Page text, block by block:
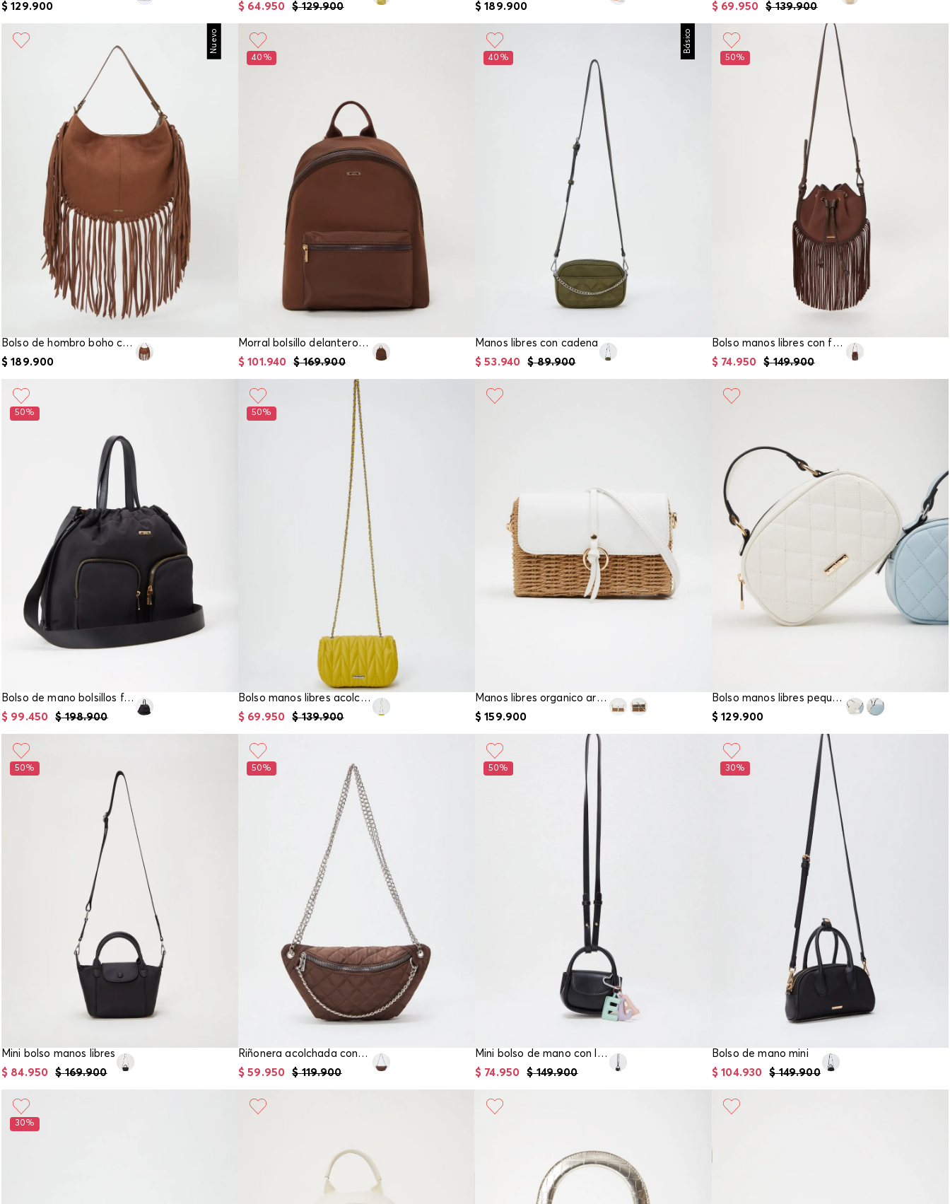
$ 129.900 $ 129.900
$ 64.950 $ 189.900 $ 139.900
$ 69.950
Nuevo
Bolso de hombro boho con flecos
$ 189.900
40%
Morral bolsillo delantero en nylon
$ 169.900
$ 101.940
Básico
40%
Manos libres con cadena
$ 89.900
$ 53.940
50%
Bolso manos libres con flecos
$ 149.900
$ 74.950
50%
Bolso de mano bolsillos frontales
$ 198.900
$ 99.450
50%
Bolso manos libres acolchado herraje frontal
$ 139.900
$ 69.950
Manos libres organico aro y borla
$ 159.900
Bolso manos libres pequeño acolchado
$ 129.900
50%
Mini bolso manos libres
$ 169.900
$ 84.950
50%
Riñonera acolchada con cadenas en nylon
$ 119.900
$ 59.950
50%
Mini bolso de mano con llavero de letras
$ 149.900
$ 74.950
30%
Bolso de mano mini
$ 149.900
$ 104.930
30%